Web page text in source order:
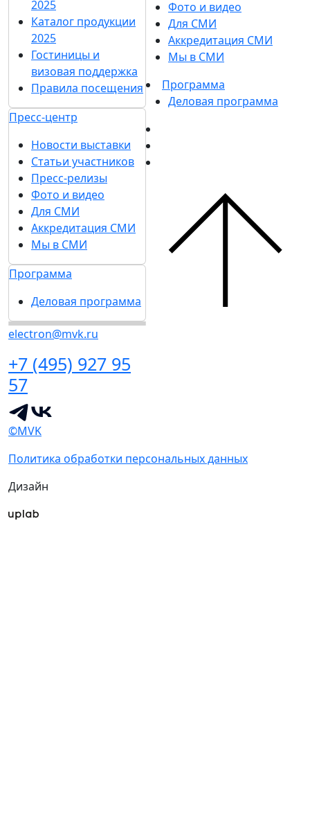
2025
Каталог продукции
2025
Гостиницы и
визовая поддержка
Правила посещения
Пресс-центр
Новости выставки
Статьи участников
Пресс-релизы
Фото и видео
Для СМИ
Аккредитация СМИ
Мы в СМИ
Программа
Деловая программа
electron@mvk.ru
+7 (495) 927 95
57
Фото и видео
Для СМИ
Аккредитация СМИ
Мы в СМИ
Программа
Деловая программа
©MVK
Политика обработки персональных данных
Дизайн